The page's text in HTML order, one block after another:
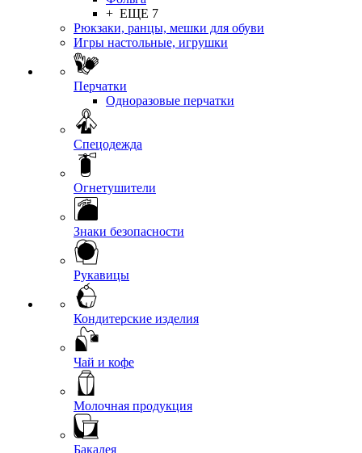
+ ЕЩЕ 7
Рюкзаки, ранцы, мешки для обуви
Игры настольные, игрушки
Перчатки
Одноразовые перчатки
Спецодежда
Огнетушители
Знаки безопасности
Рукавицы
Кондитерские изделия
Чай и кофе
Молочная продукция
Бакалея